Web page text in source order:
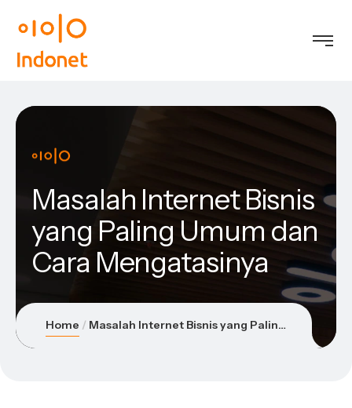
Masalah Internet Bisnis
yang Paling Umum dan
Cara Mengatasinya
Home Masalah Internet Bisnis yang Paling Umum dan Cara Mengatasinya